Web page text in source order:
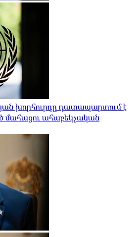
խորհուրդը դատապարտում է
մահացու ահաբեկչական